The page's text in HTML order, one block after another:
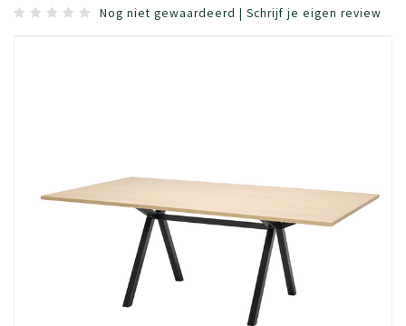
Nog niet gewaardeerd | Schrijf je eigen review